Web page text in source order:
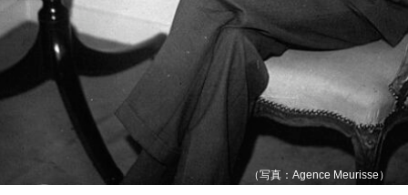
（写真：Agence Meurisse）